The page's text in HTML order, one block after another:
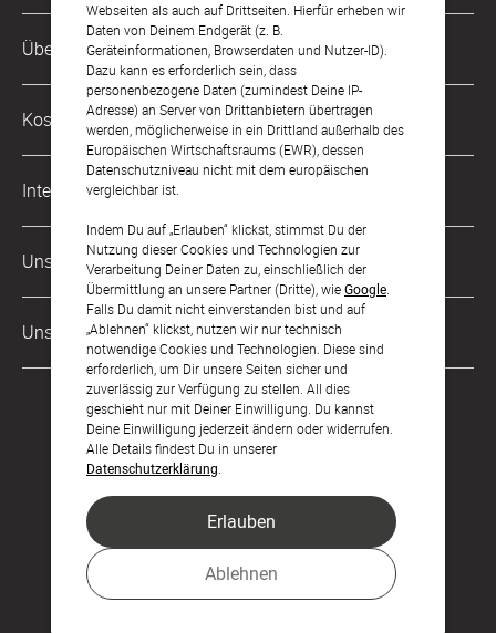
Webseiten als auch auf Drittseiten. Hierfür erheben wir
Daten von Deinem Endgerät (z. B.
Geräteinformationen, Browserdaten und Nutzer-ID).
Dazu kann es erforderlich sein, dass
personenbezogene Daten (zumindest Deine IP-
Adresse) an Server von Drittanbietern übertragen
werden, möglicherweise in ein Drittland außerhalb des
Europäischen Wirtschaftsraums (EWR), dessen
Datenschutzniveau nicht mit dem europäischen
vergleichbar ist.
Indem Du auf „Erlauben“ klickst, stimmst Du der
Nutzung dieser Cookies und Technologien zur
Verarbeitung Deiner Daten zu, einschließlich der
Übermittlung an unsere Partner (Dritte), wieGoogle
Falls Du damit nicht einverstanden bist und auf
„Ablehnen“ klickst, nutzen wir nur technisch
notwendige Cookies und Technologien. Diese sind
erforderlich, um Dir unsere Seiten sicher und
zuverlässig zur Verfügung zu stellen. All dies
geschieht nur mit Deiner Einwilligung. Du kannst
Deine Einwilligung jederzeit ändern oder widerrufen.
Alle Details findest Du in unserer
Datenschutzerklärung
Ablehnen
Erlauben
Kundenservice-Hotline
0049 221 956 725 10
Mo. - Fr. von 9 bis 17 Uhr
kontakt@sendmoments.at
Über Uns
Philosophie
Karriere
Impressum
AGB & Widerrufsrecht
Zahlung & Versand
Datenschutz
Barrierefreiheitserklärung
LLM's
Kostenlose Services
Musterkarten
Digitale Gästelisten
FAQ & Hilfe
International
Deutschland
Schweiz
Frankreich
Unsere Zahlungsarten
Unsere Partner
Feier den Moment.